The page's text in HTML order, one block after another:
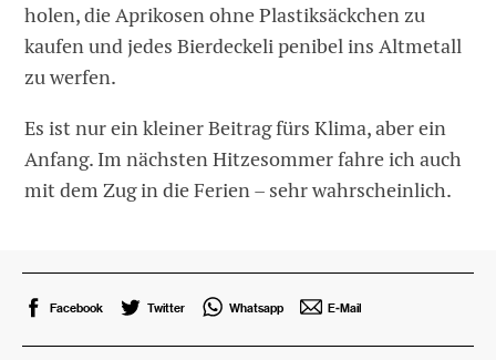
holen, die Aprikosen ohne Plastiksäckchen zu
kaufen und jedes Bierdeckeli penibel ins Altmetall
zu werfen.
Es ist nur ein kleiner Beitrag fürs Klima, aber ein
Anfang. Im nächsten Hitzesommer fahre ich auch
mit dem Zug in die Ferien – sehr wahrscheinlich.
Facebook Twitter Whatsapp E-Mail